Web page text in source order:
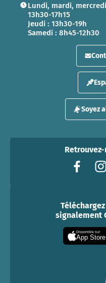
Lundi, mardi,
13h30-17h15
Jeudi : 13h30-19h
Samedi : 8h45-12h30
Soyez
signalement
Disponible sur
App Store